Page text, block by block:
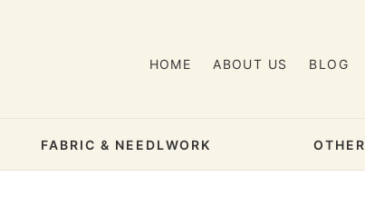
HOME ABOUT US BLOG
FABRIC & NEEDLWORK OTHER